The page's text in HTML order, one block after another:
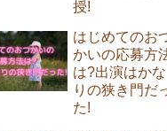
授!
はじめてのお
かいの応募方
は?出演はかな
りの狭き門だ
た!